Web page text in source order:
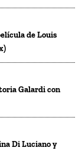
de Louis
Galardi con
Di Luciano y